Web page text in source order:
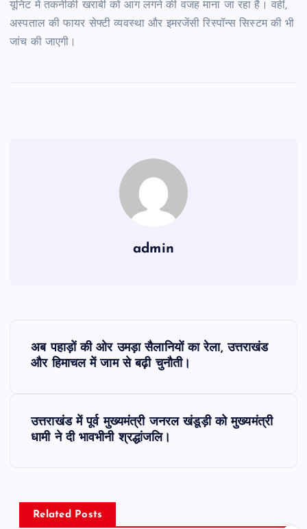
यूनिट में तकनीकी खराबी को आग लगने की वजह माना जा रहा है। वहीं,
अस्पताल की फायर सेफ्टी व्यवस्था और इमरजेंसी रिस्पॉन्स सिस्टम की भी
जांच की जाएगी।
admin
a
अब पहाड़ों की ओर उमड़ा सैलानियों का रेला, उत्तराखंड
और हिमाचल में जाम से बढ़ी चुनौती।
उत्तराखंड में पूर्व मुख्यमंत्री जनरल खंडूड़ी को मुख्यमंत्री
धामी ने दी भावभीनी श्रद्धांजलि।
Related Posts